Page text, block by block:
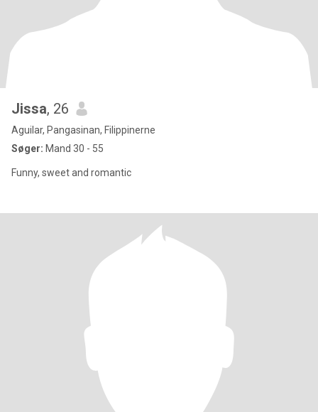
Jissa, 26
Aguilar, Pangasinan, Filippinerne
Søger: Mand 30 - 55
Funny, sweet and romantic